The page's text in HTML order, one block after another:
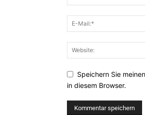
Speichern Sie
in diesem Browser.